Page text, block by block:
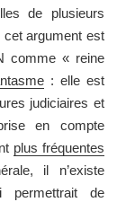
de plusieurs
argument est
comme « reine
: elle est
judiciaires et
en compte
plus fréquentes
il n’existe
permettrait de